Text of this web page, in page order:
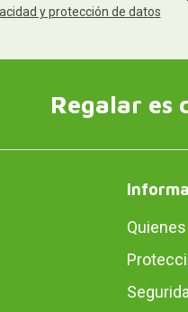
y protección de datos
Regalar es